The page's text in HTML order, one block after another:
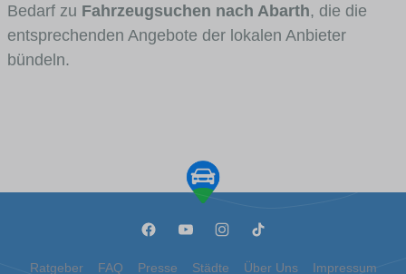
Bedarf zu Fahrzeugsuchen nach Abarth, die die
entsprechenden Angebote der lokalen Anbieter
bündeln.
Ratgeber FAQ Presse Städte Über Uns Impressum